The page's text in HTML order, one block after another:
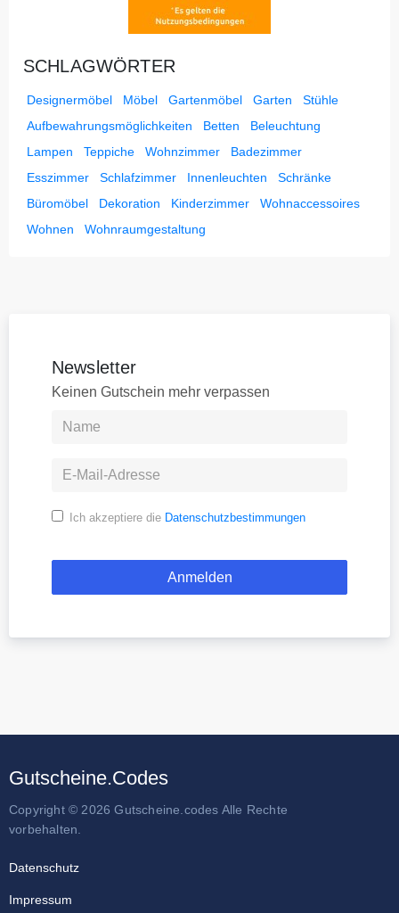
SCHLAGWÖRTER
Designermöbel Möbel Gartenmöbel Garten
Stühle
Aufbewahrungsmöglichkeiten
Betten
Beleuchtung
Lampen
Teppiche Wohnzimmer
Badezimmer
Esszimmer
Schlafzimmer Innenleuchten
Schränke
Büromöbel
Dekoration Kinderzimmer
Wohnaccessoires
Wohnen
Wohnraumgestaltung
Newsletter
Keinen Gutschein mehr verpassen
Ich akzeptiere die Datenschutzbestimmungen
Gutscheine.Codes
Copyright © 2026 Gutscheine.codes Alle Rechte
vorbehalten.
Datenschutz
Impressum